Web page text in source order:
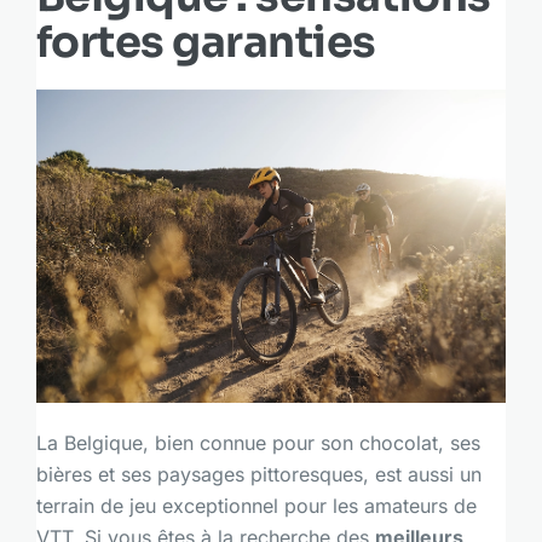
fortes garanties
La Belgique, bien connue pour son chocolat, ses
bières et ses paysages pittoresques, est aussi un
terrain de jeu exceptionnel pour les amateurs de
VTT. Si vous êtes à la recherche des meilleurs